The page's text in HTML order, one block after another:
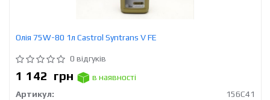
Олія 75W-80 1л Castrol Syntrans V FE
0 відгуків
1 142 грн
в наявності
Артикул:
156C41